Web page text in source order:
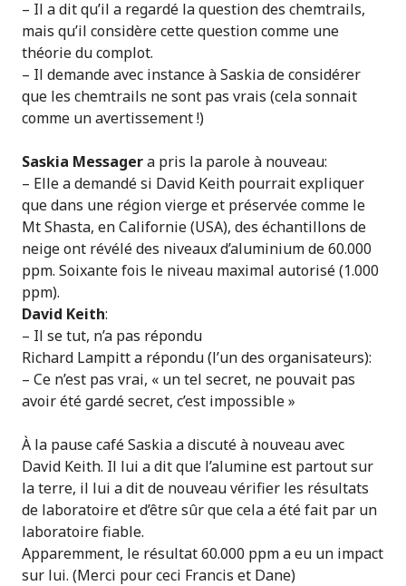
– Il a dit qu’il a regardé la question des chemtrails,
mais qu’il considère cette question comme une
théorie du complot.
– Il demande avec instance à Saskia de considérer
que les chemtrails ne sont pas vrais (cela sonnait
comme un avertissement !)
Saskia Messagera pris la parole à nouveau:
– Elle a demandé si David Keith pourrait expliquer
que dans une région vierge et préservée comme le
Mt Shasta, en Californie (USA), des échantillons de
neige ont révélé des niveaux d’aluminium de 60.000
ppm. Soixante fois le niveau maximal autorisé (1.000
ppm).
David Keith:
– Il se tut, n’a pas répondu
Richard Lampitt a répondu (l’un des organisateurs):
– Ce n’est pas vrai, « un tel secret, ne pouvait pas
avoir été gardé secret, c’est impossible »
À la pause café Saskia a discuté à nouveau avec
David Keith. Il lui a dit que l’alumine est partout sur
la terre, il lui a dit de nouveau vérifier les résultats
de laboratoire et d’être sûr que cela a été fait par un
laboratoire fiable.
Apparemment, le résultat 60.000 ppm a eu un impact
sur lui. (Merci pour ceci Francis et Dane)